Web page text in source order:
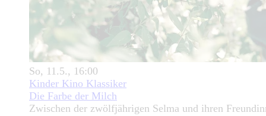
So, 11.5., 16:00
Kinder Kino Klassiker
Die Farbe der Milch
Zwischen der zwölfjährigen Selma und ihren